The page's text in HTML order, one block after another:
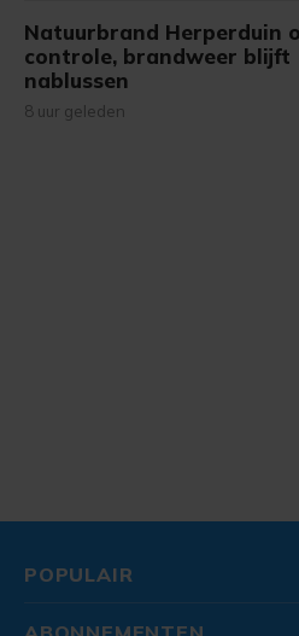
Natuurbrand Herperduin
controle, brandweer blijft
nablussen
8 uur geleden
POPULAIR